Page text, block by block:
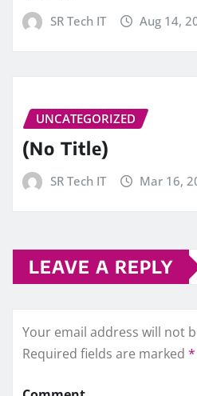
SR Tech IT Aug 14,
UNCATEGORIZED
(No Title)
SR Tech IT Mar 16,
LEAVE A REPLY
Your email address will not
Required fields are marked *